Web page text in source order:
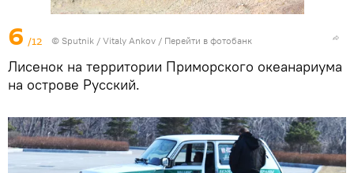
6 /12 © Sputnik / Vitaly Ankov / Перейти в фотобанк
Лисенок на территории Приморского океанариума
на острове Русский.